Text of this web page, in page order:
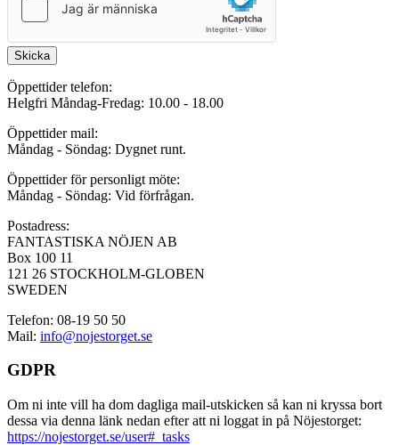
Skicka
Öppettider telefon:
Helgfri Måndag-Fredag: 10.00 - 18.00
Öppettider mail:
Måndag - Söndag: Dygnet runt.
Öppettider för personligt möte:
Måndag - Söndag: Vid förfrågan.
Postadress:
FANTASTISKA NÖJEN AB
Box 100 11
121 26 STOCKHOLM-GLOBEN
SWEDEN
Telefon: 08-19 50 50
Mail: info@nojestorget.se
GDPR
Om ni inte vill ha dom dagliga mail-utskicken så kan ni kryssa bort
dessa via denna länk nedan efter att ni loggat in på Nöjestorget:
https://nojestorget.se/user#_tasks